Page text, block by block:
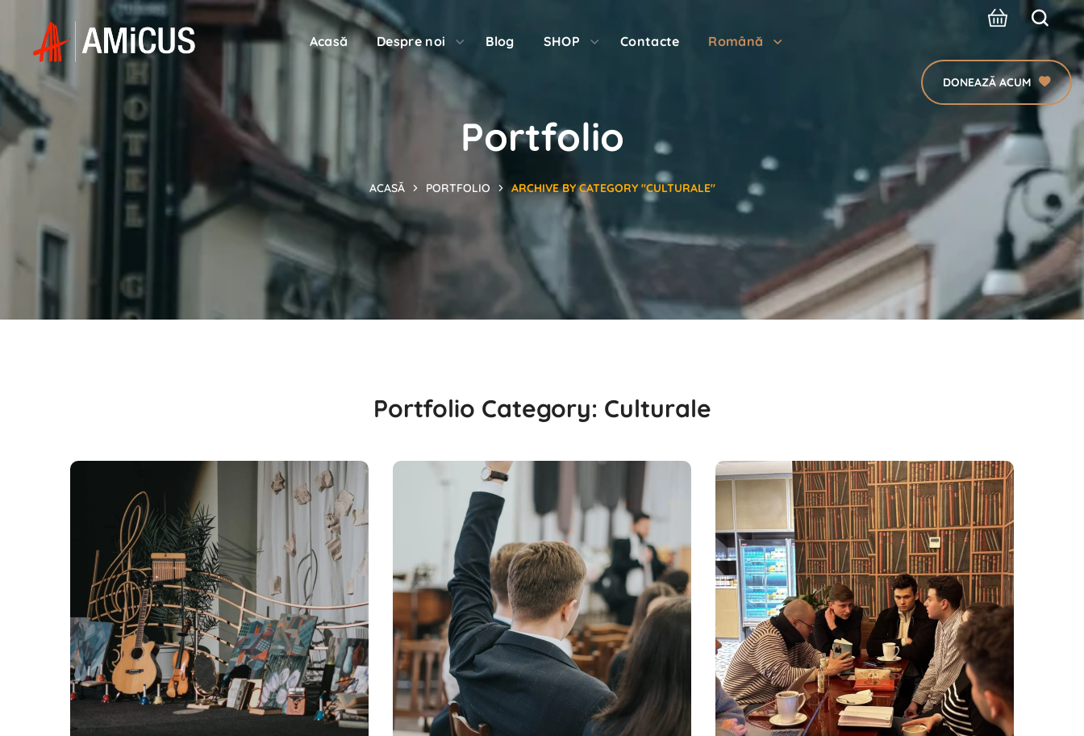
Acasă Despre noi Blog SHOP Contacte Română
DONEAZĂ ACUM
Portfolio
ACASĂ PORTFOLIO ARCHIVE BY CATEGORY "CULTURALE"
Portfolio Category: Culturale
Festivalul de Creație
#Culturale
OPEN MIC
#Culturale
CLUBUL DE LECTURĂ
#Culturale